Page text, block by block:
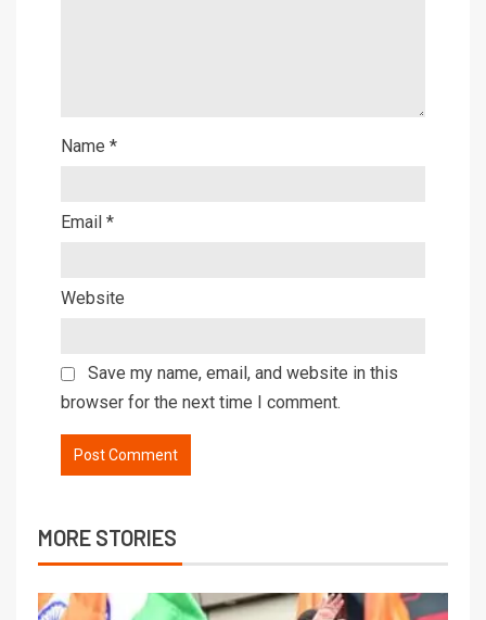
Name *
Email *
Website
Save my name, email, and website in this
browser for the next time I comment.
MORE STORIES